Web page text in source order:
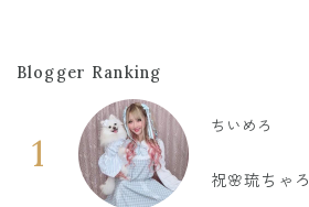
Blogger Ranking
1
ちいめろ
祝🌸琉ちゃろ